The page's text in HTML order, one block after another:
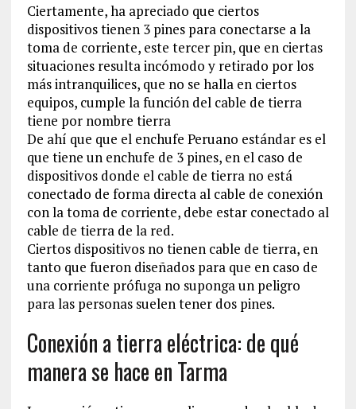
Ciertamente, ha apreciado que ciertos
dispositivos tienen 3 pines para conectarse a la
toma de corriente, este tercer pin, que en ciertas
situaciones resulta incómodo y retirado por los
más intranquilices, que no se halla en ciertos
equipos, cumple la función del cable de tierra
tiene por nombre tierra
De ahí que que el enchufe Peruano estándar es el
que tiene un enchufe de 3 pines, en el caso de
dispositivos donde el cable de tierra no está
conectado de forma directa al cable de conexión
con la toma de corriente, debe estar conectado al
cable de tierra de la red.
Ciertos dispositivos no tienen cable de tierra, en
tanto que fueron diseñados para que en caso de
una corriente prófuga no suponga un peligro
para las personas suelen tener dos pines.
Conexión a tierra eléctrica: de qué
manera se hace en Tarma